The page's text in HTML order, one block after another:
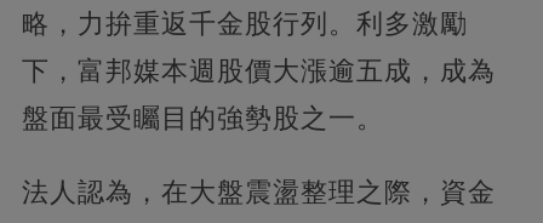
略，力拚重返千金股行列。利多激勵
下，富邦媒本週股價大漲逾五成，成為
盤面最受矚目的強勢股之一。
法人認為，在大盤震盪整理之際，資金